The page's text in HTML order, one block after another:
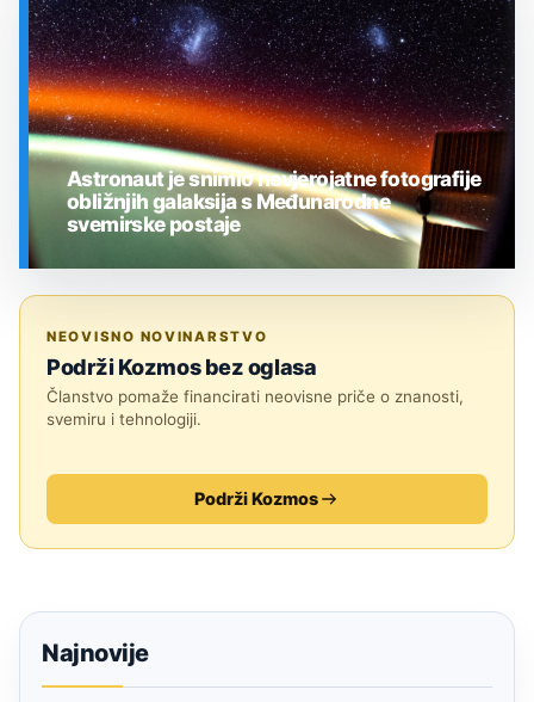
Astronaut je snimio nevjerojatne fotografije
obližnjih galaksija s Međunarodne
svemirske postaje
NEOVISNO NOVINARSTVO
Podrži Kozmos bez oglasa
Članstvo pomaže financirati neovisne priče o znanosti,
svemiru i tehnologiji.
Podrži Kozmos
Najnovije